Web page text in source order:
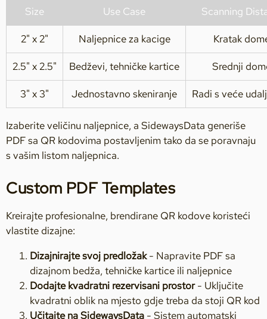
Size Use Case Scanning
2" x 2" Naljepnice za kacige Kratak
2.5" x 2.5" Bedževi, tehničke kartice Srednji
3" x 3" Jednostavno skeniranje Radi s veće
Izaberite veličinu naljepnice, a SidewaysData generiše
PDF sa QR kodovima postavljenim tako da se poravnaju
s vašim listom naljepnica.
Custom PDF Templates
Kreirajte profesionalne, brendirane QR kodove koristeći
vlastite dizajne:
Dizajnirajte svoj predložak- Napravite PDF sa
dizajnom bedža, tehničke kartice ili naljepnice
Dodajte kvadratni rezervisani prostor- Uključite
kvadratni oblik na mjesto gdje treba da stoji QR kod
Učitajte na SidewaysData - Sistem automatski